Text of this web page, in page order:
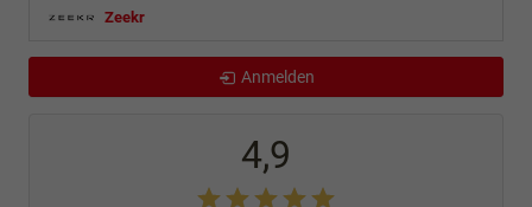
Zeekr
Anmelden
4,9